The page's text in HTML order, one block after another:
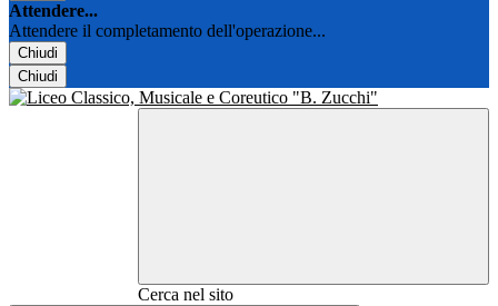
Attendere...
Attendere il completamento dell'operazione...
Chiudi
Chiudi
Cerca nel sito